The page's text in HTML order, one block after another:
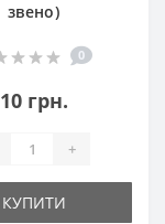
звено)
0
10 грн.
+
КУПИТИ